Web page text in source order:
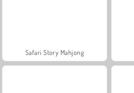
Safari Story Mahjong